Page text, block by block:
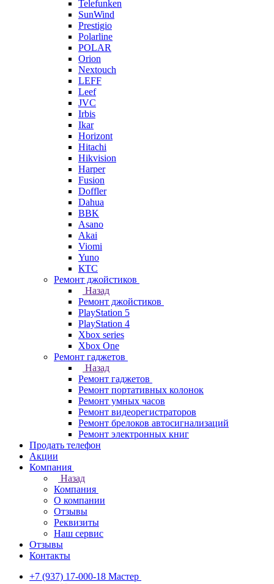
Telefunken
SunWind
Prestigio
Polarline
POLAR
Orion
Nextouch
LEFF
Leef
JVC
Irbis
Ikar
Horizont
Hitachi
Hikvision
Harper
Fusion
Doffler
Dahua
BBK
Asano
Akai
Viomi
Yuno
КТС
Ремонт джойстиков
Назад
Ремонт джойстиков
PlayStation 5
PlayStation 4
Xbox series
Xbox One
Ремонт гаджетов
Назад
Ремонт гаджетов
Ремонт портативных колонок
Ремонт умных часов
Ремонт видеорегистраторов
Ремонт брелоков автосигнализаций
Ремонт электронных книг
Продать телефон
Акции
Компания
Назад
Компания
О компании
Отзывы
Реквизиты
Наш сервис
Отзывы
Контакты
+7 (937) 17-000-18 Мастер